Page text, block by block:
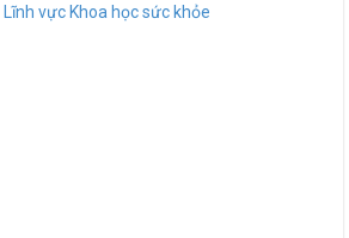
Lĩnh vực Khoa học sức khỏe